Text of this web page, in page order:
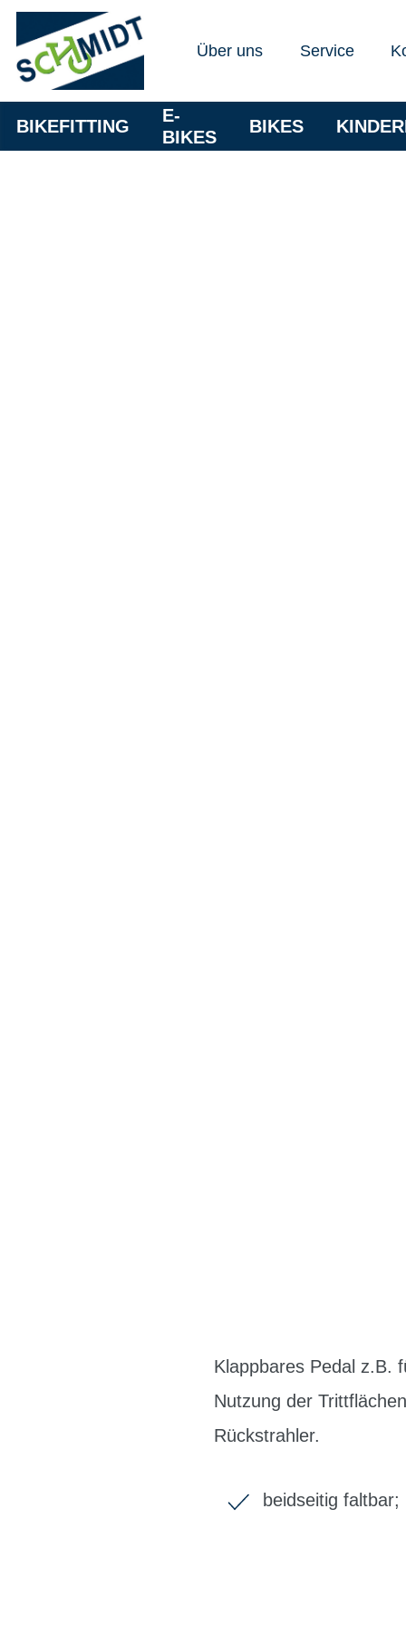
Über uns Service
BIKEFITTING
E-
BIKES
BIKES
Klappbares Pedal z.B.
Nutzung der
Rückstrahler.
beidseitig faltbar;